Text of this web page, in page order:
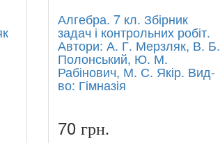
Алгебра. 7 кл. Збірник
задач і контрольних робіт.
Автори: А. Г. Мерзляк, В. Б.
Полонський, Ю. М.
Рабінович, М. С. Якір. Вид-
во: Гімназія
70 грн.